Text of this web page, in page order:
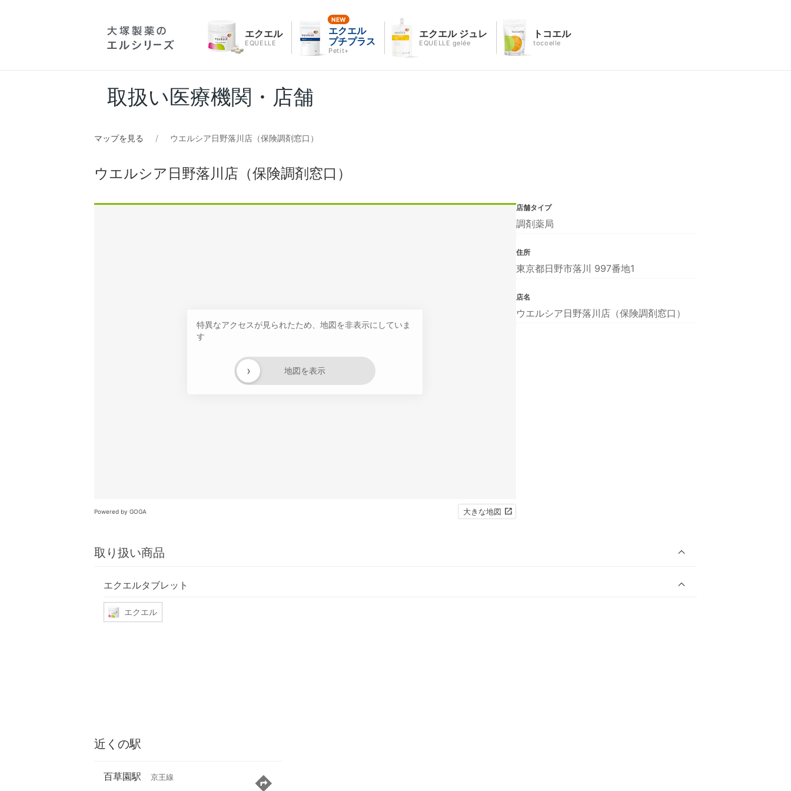
エクエル
EQUELLE
エクエル
プチプラス
Petit+
エクエル ジュレ
EQUELLE gelée
トコエル
tocoelle
取扱い医療機関・店舗
マップを見る ウエルシア日野落川店（保険調剤窓口）
ウエルシア日野落川店（保険調剤窓口）
特異なアクセスが見られたため、地図を非表示にしていま
す
地図を表示
›
Powered by GOGA 大きな地図
取り扱い商品
エクエルタブレット
エクエル
店舗タイプ
調剤薬局
住所
東京都日野市落川 997番地1
店名
ウエルシア日野落川店（保険調剤窓口）
近くの駅
百草園駅 京王線